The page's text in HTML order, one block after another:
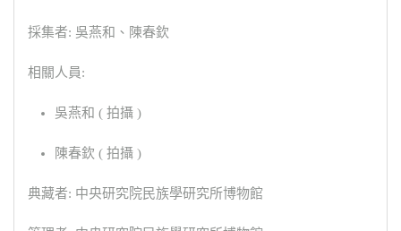
採集者: 吳燕和、陳春欽
相關人員:
吳燕和 ( 拍攝 )
陳春欽 ( 拍攝 )
典藏者: 中央研究院民族學研究所博物館